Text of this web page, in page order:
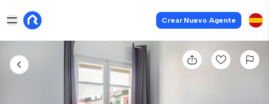
Crear Nuevo Agente